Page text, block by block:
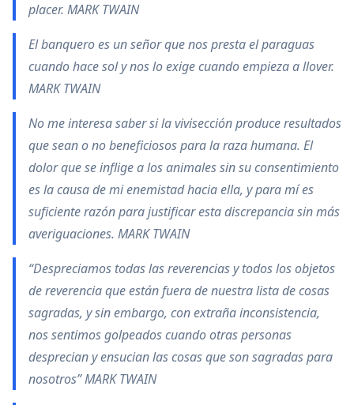
placer. MARK TWAIN
El banquero es un señor que nos presta el paraguas
cuando hace sol y nos lo exige cuando empieza a llover.
MARK TWAIN
No me interesa saber si la vivisección produce resultados
que sean o no beneficiosos para la raza humana. El
dolor que se inflige a los animales sin su consentimiento
es la causa de mi enemistad hacia ella, y para mí es
suficiente razón para justificar esta discrepancia sin más
averiguaciones. MARK TWAIN
“Despreciamos todas las reverencias y todos los objetos
de reverencia que están fuera de nuestra lista de cosas
sagradas, y sin embargo, con extraña inconsistencia,
nos sentimos golpeados cuando otras personas
desprecian y ensucian las cosas que son sagradas para
nosotros” MARK TWAIN